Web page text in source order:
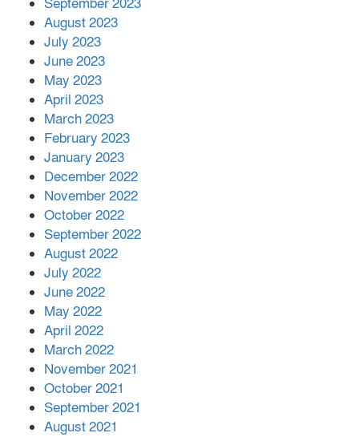
August 2023
July 2023
June 2023
May 2023
April 2023
March 2023
February 2023
January 2023
December 2022
November 2022
October 2022
September 2022
August 2022
July 2022
June 2022
May 2022
April 2022
March 2022
November 2021
October 2021
September 2021
August 2021